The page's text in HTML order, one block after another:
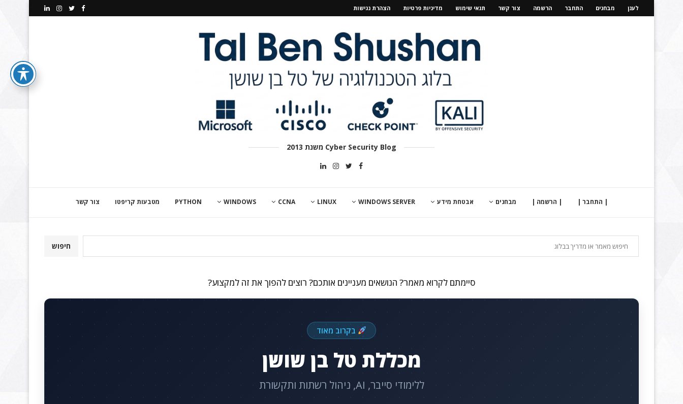
לענן מבחנים התחבר הרשמה צור קשר תנאי שימוש מדיניות פרטיות הצהרת נגישות
Cyber Security Blog משנת 2013
| התחבר | | הרשמה | מבחנים אבטחת מידע WINDOWS SERVER
LINUX
CCNA
WINDOWS
PYTHON מטבעות קריפטו צור קשר
חיפוש
סיימתם לקרוא מאמר? הנושאים מעניינים אותכם? רוצים להפוך את זה למקצוע?
בקרוב מאוד
מכללת טל בן שושן
ללימודי סייבר, AI, ניהול רשתות ותקשורת